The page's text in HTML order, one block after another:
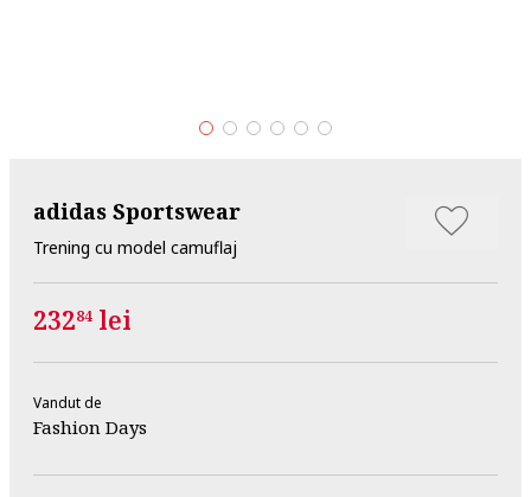
adidas Sportswear
Trening cu model camuflaj
23284 lei
Vandut de
Fashion Days